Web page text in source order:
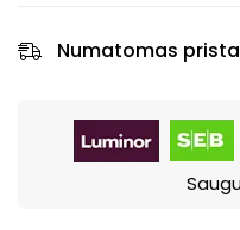
Numatomas